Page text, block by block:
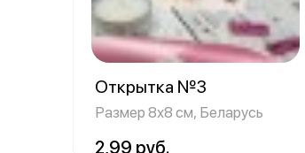
Открытка №3
Размер 8х8 см, Беларусь
2,99 руб.